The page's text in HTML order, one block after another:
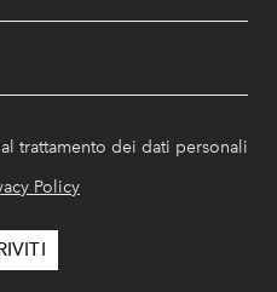
trattamento dei dati personali
Policy